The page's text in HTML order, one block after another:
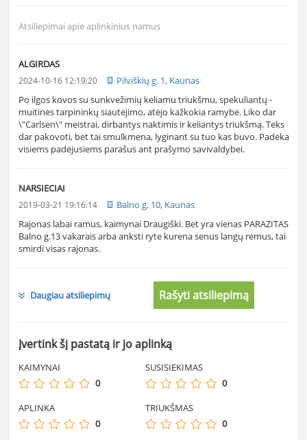
Atsiliepimai apie aplinkinius namus
ALGIRDAS
2024-10-16 12:19:20
Pilviškių g. 1, Kaunas
Po ilgos kovos su sunkvežimių keliamu triukšmu, spekuliantų -
muitinės tarpininkų siautėjimo, atėjo kažkokia ramybė. Liko dar
\"Carlsen\" meistrai, dirbantys naktimis ir keliantys triukšmą. Teks
dar pakovoti, bet tai smulkmena, lyginant su tuo kas buvo. Padėka
visiems padėjusiems parašus ant prašymo savivaldybei.
NARSIECIAI
2019-03-21 19:16:14
Balno g. 10, Kaunas
Rajonas labai ramus, kaimynai Draugiški. Bet yra vienas PARAZITAS
Balno g.13 vakarais arba anksti ryte kurena senus langų rėmus, tai
smirdi visas rajonas.
Daugiau atsiliepimų Rašyti atsiliepimą
Įvertink šį pastatą ir jo aplinką
KAIMYNAI
0
SUSISIEKIMAS
0
APLINKA
0
TRIUKŠMAS
0